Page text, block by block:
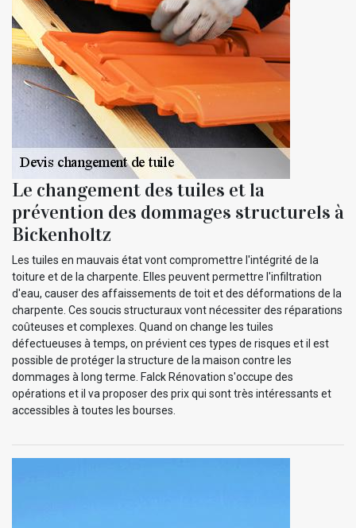
Le changement des tuiles et la
prévention des dommages structurels à
Bickenholtz
Les tuiles en mauvais état vont compromettre l'intégrité de la
toiture et de la charpente. Elles peuvent permettre l'infiltration
d'eau, causer des affaissements de toit et des déformations de la
charpente. Ces soucis structuraux vont nécessiter des réparations
coûteuses et complexes. Quand on change les tuiles
défectueuses à temps, on prévient ces types de risques et il est
possible de protéger la structure de la maison contre les
dommages à long terme. Falck Rénovation s'occupe des
opérations et il va proposer des prix qui sont très intéressants et
accessibles à toutes les bourses.